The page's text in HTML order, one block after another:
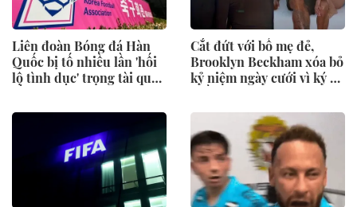
Liên đoàn Bóng đá Hàn
Quốc bị tố nhiều lần 'hối
lộ tình dục' trọng tài quốc
Cắt đứt với bố mẹ đẻ,
Brooklyn Beckham xóa bỏ
kỷ niệm ngày cưới vì ký ức
trong ngày cưới